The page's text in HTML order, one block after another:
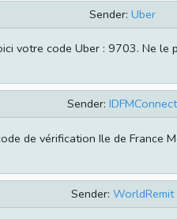
Sender: Uber
votre code Uber : 9703. Ne le
Sender: IDFMConnect
de vérification Ile de France
Sender: WorldRemit